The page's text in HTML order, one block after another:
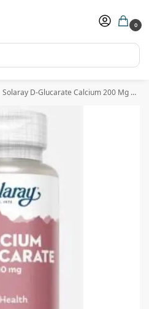
0
hasta -30%
(compras superiores a 150€)
Solaray D-Glucarate Calcium 200 Mg 60 Caps